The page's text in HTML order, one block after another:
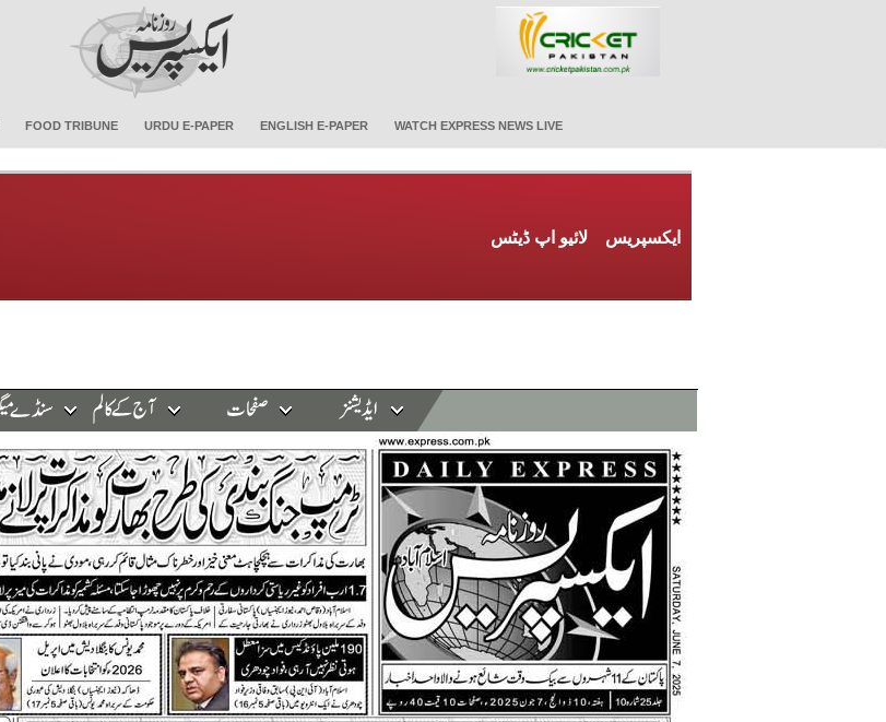
FOOD TRIBUNE URDU E-PAPER ENGLISH E-PAPER WATCH EXPRESS NEWS LIVE
ایکسپریس لائیو اپ ڈیٹس